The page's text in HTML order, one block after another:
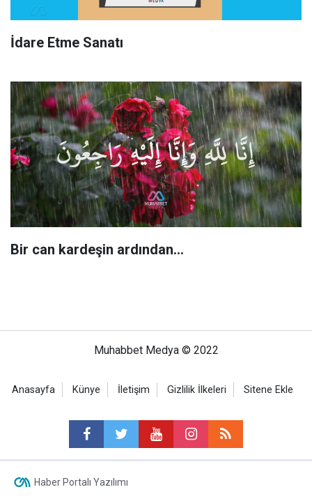
İdare Etme Sanatı
Bir can kardeşin ardından…
Muhabbet Medya © 2022
Anasayfa Künye İletişim Gizlilik İlkeleri Sitene Ekle
Haber Portalı Yazılımı